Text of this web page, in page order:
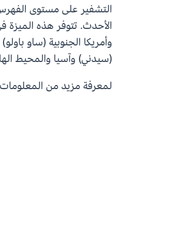
وأمريكا الجنوبية (ساو
(سيدني) وآسيا والمحيط
لمعرفة مزيد من